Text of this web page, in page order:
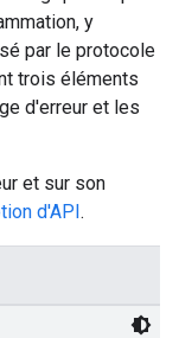
y
par le protocole
trois éléments
d'erreur et les
et sur son
d'API.